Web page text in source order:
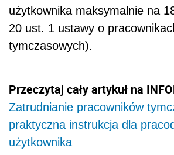
użytkownika maksymalnie na
20 ust. 1 ustawy o
tymczasowych).
Przeczytaj cały artykuł na
Zatrudnianie pracowników
praktyczna instrukcja dla
użytkownika